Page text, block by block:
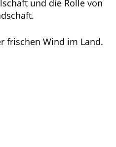
und die Rolle von
frischen Wind im Land.